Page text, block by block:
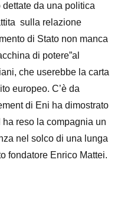
da una politica
sulla relazione
di Stato non manca
di potere”al
che userebbe la carta
europeo. C’è da
di Eni ha dimostrato
reso la compagnia un
nel solco di una lunga
fondatore Enrico Mattei.